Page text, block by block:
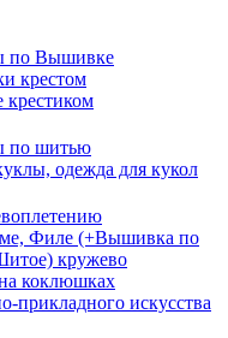
по Вышивке
крестом
по шитью
одежда для кукол
Филе (+Вышивка по
кружево
коклюшках
прикладного искусства